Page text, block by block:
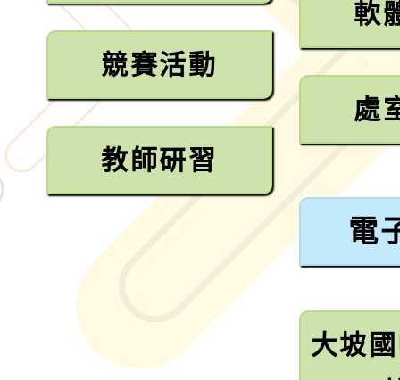
競賽活動
教師研習
軟
處
電
大坡